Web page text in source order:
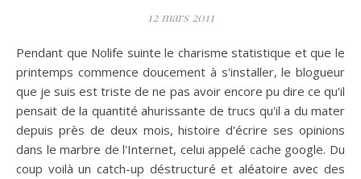
12 mars 2011
Pendant que Nolife suinte le charisme statistique et que le
printemps commence doucement à s'installer, le blogueur
que je suis est triste de ne pas avoir encore pu dire ce qu'il
pensait de la quantité ahurissante de trucs qu'il a du mater
depuis près de deux mois, histoire d'écrire ses opinions
dans le marbre de l'Internet, celui appelé cache google. Du
coup voilà un catch-up déstructuré et aléatoire avec des